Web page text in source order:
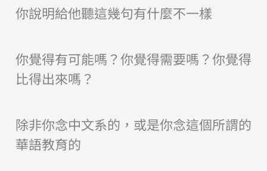
你說明給他聽這幾句有什麼不一樣
你覺得有可能嗎？你覺得需要嗎？你覺得
比得出來嗎？
除非你念中文系的，或是你念這個所謂的
華語教育的